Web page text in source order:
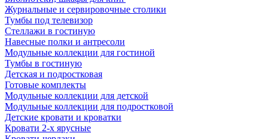
Журнальные и сервировочные столики
Тумбы под телевизор
Стеллажи в гостиную
Навесные полки и антресоли
Модульные коллекции для гостиной
Тумбы в гостиную
Детская и подростковая
Готовые комплекты
Модульные коллекции для детской
Модульные коллекции для подростковой
Детские кровати и кроватки
Кровати 2-х ярусные